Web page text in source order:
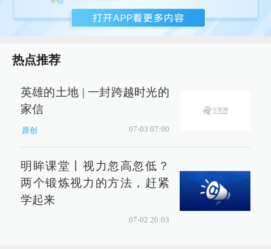
热点推荐
英雄的土地 | 一封跨越时光的
家信
原创 07-03 07:00
明眸课堂丨视力忽高忽低？
两个锻炼视力的方法，赶紧
学起来
07-02 20:03